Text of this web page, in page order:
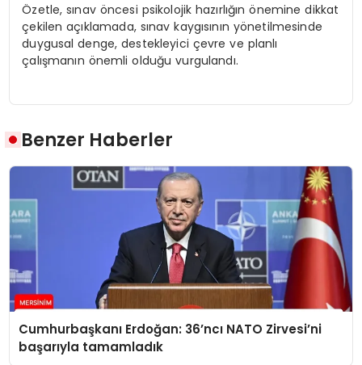
Özetle, sınav öncesi psikolojik hazırlığın önemine dikkat
çekilen açıklamada, sınav kaygısının yönetilmesinde
duygusal denge, destekleyici çevre ve planlı
çalışmanın önemli olduğu vurgulandı.
Benzer Haberler
Cumhurbaşkanı Erdoğan: 36’ncı NATO Zirvesi’ni
başarıyla tamamladık